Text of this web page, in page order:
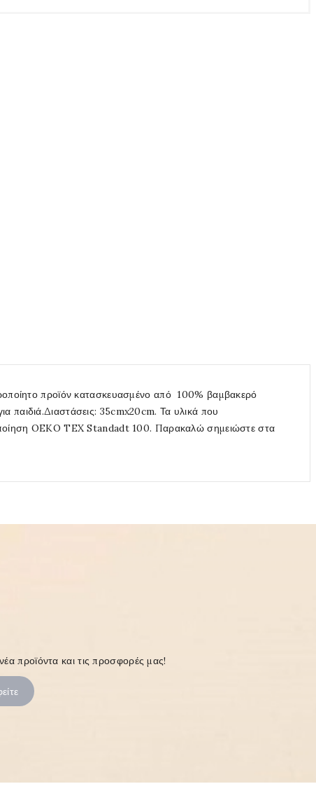
προϊόν κατασκευασμένο από 100% βαμβακερό
παιδιά.Διαστάσεις: 35cmx20cm. Τα υλικά που
OEKO TEX Standadt 100. Παρακαλώ σημειώστε στα
προϊόντα και τις προσφορές μας!